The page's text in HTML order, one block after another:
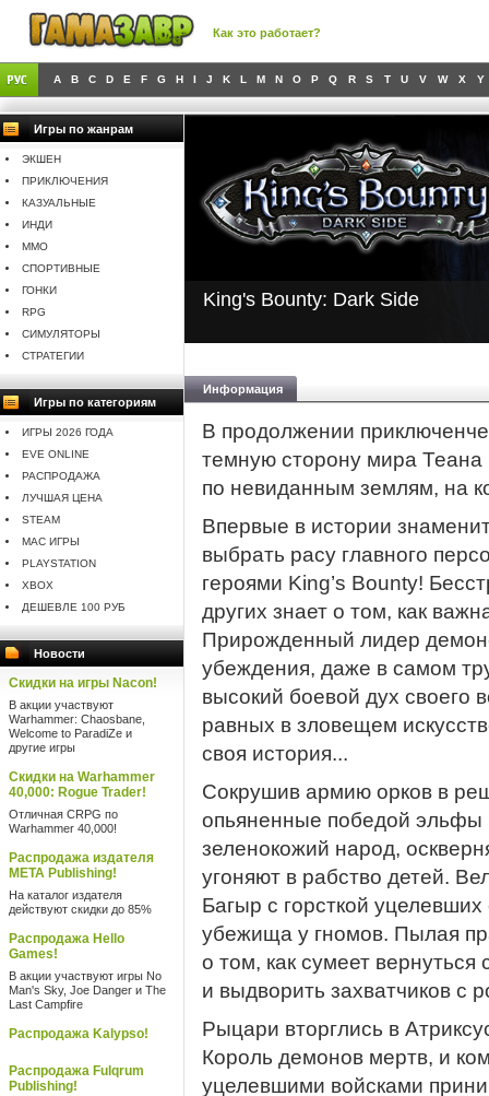
Как это работает?
A B C D E F G H I J K L M N O P Q R S T U V W X Y
Игры по жанрам
ЭКШЕН
ПРИКЛЮЧЕНИЯ
КАЗУАЛЬНЫЕ
ИНДИ
MMO
СПОРТИВНЫЕ
ГОНКИ
RPG
СИМУЛЯТОРЫ
СТРАТЕГИИ
Игры по категориям
ИГРЫ 2026 ГОДА
EVE ONLINE
РАСПРОДАЖА
ЛУЧШАЯ ЦЕНА
STEAM
MAC ИГРЫ
PLAYSTATION
XBOX
ДЕШЕВЛЕ 100 РУБ
Новости
Скидки на игры Nacon!
В акции участвуют
Warhammer: Chaosbane,
Welcome to ParadiZe и
другие игры
Скидки на Warhammer
40,000: Rogue Trader!
Отличная CRPG по
Warhammer 40,000!
Распродажа издателя
META Publishing!
На каталог издателя
действуют скидки до 85%
Распродажа Hello
Games!
В акции участвуют игры No
Man's Sky, Joe Danger и The
Last Campfire
Распродажа Kalypso!
Распродажа Fulqrum
Publishing!
King's Bounty: Dark Side
Информация
В продолжении
темную сторону мира
по невиданным землям, на
Впервые в истории
выбрать расу главного
героями King’s Bounty!
других знает о том, как
Прирожденный лидер
убеждения, даже в самом
высокий боевой дух своего
равных в зловещем
своя история...
Сокрушив армию орков в
опьяненные победой эльфы
зеленокожий народ,
угоняют в рабство детей.
Багыр с горсткой
убежища у гномов. Пылая
о том, как сумеет
и выдворить захватчиков с
Рыцари вторглись в
Король демонов мертв, и
уцелевшими войсками